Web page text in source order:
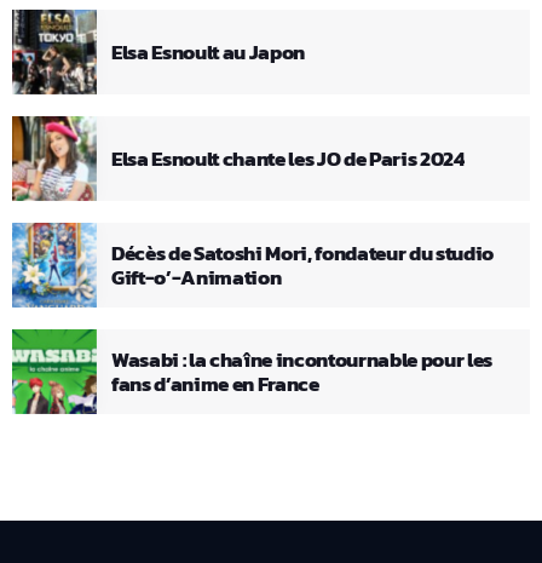
Elsa Esnoult au Japon
Elsa Esnoult chante les JO de Paris 2024
Décès de Satoshi Mori, fondateur du studio
Gift-o’-Animation
Wasabi : la chaîne incontournable pour les
fans d’anime en France